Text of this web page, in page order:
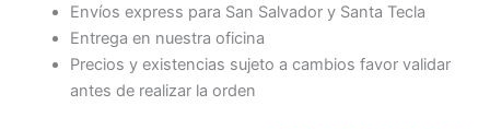
Envíos express para San Salvador y Santa Tecla
Entrega en nuestra oficina
Precios y existencias sujeto a cambios favor validar
antes de realizar la orden